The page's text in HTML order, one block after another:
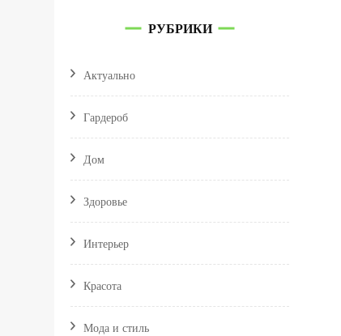
РУБРИКИ
Актуально
Гардероб
Дом
Здоровье
Интерьер
Красота
Мода и стиль